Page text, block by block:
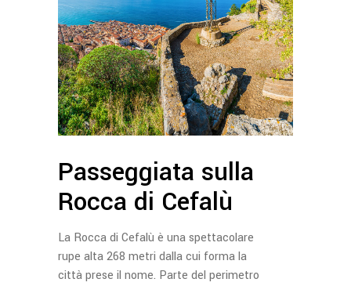
Passeggiata sulla
Rocca di Cefalù
La Rocca di Cefalù è una spettacolare
rupe alta 268 metri dalla cui forma la
città prese il nome. Parte del perimetro